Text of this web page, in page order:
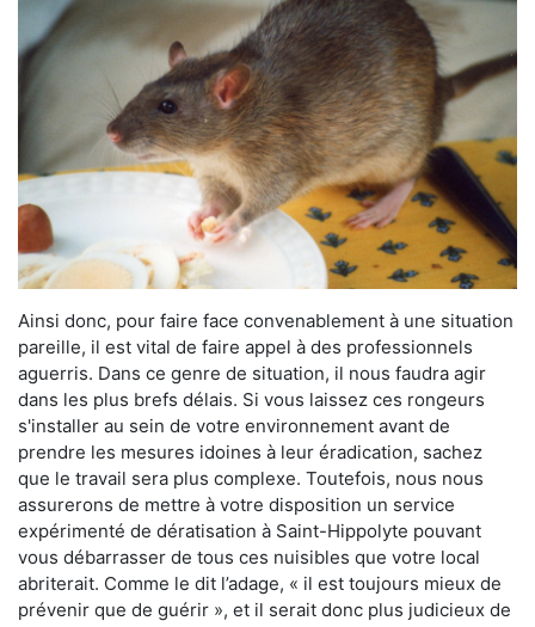
Ainsi donc, pour faire face convenablement à une situation
pareille, il est vital de faire appel à des professionnels
aguerris. Dans ce genre de situation, il nous faudra agir
dans les plus brefs délais. Si vous laissez ces rongeurs
s'installer au sein de votre environnement avant de
prendre les mesures idoines à leur éradication, sachez
que le travail sera plus complexe. Toutefois, nous nous
assurerons de mettre à votre disposition un service
expérimenté de dératisation à Saint-Hippolyte pouvant
vous débarrasser de tous ces nuisibles que votre local
abriterait. Comme le dit l’adage, « il est toujours mieux de
prévenir que de guérir », et il serait donc plus judicieux de